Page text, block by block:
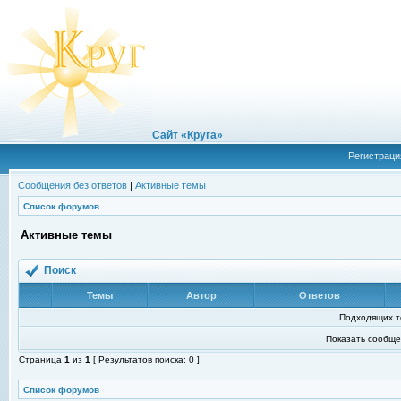
Сайт «Круга»
Сообщения без ответов | Активные темы
Список форумов
Активные темы
Поиск
Темы Автор Ответов
Подходящих
Показать
Страница 1 из 1 [ Результатов поиска: 0 ]
Список форумов